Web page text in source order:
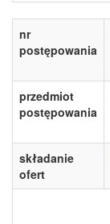
nr
postępowania
przedmiot
postępowania
składanie
ofert